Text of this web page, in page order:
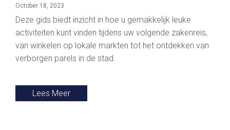
October 18, 2023
Deze gids biedt inzicht in hoe u gemakkelijk leuke
activiteiten kunt vinden tijdens uw volgende zakenreis,
van winkelen op lokale markten tot het ontdekken van
verborgen parels in de stad.
Lees Meer